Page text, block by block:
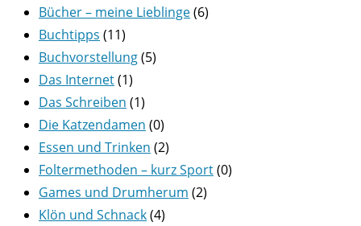
Bücher – meine Lieblinge(6)
Buchtipps (11)
Buchvorstellung(5)
Das Internet(1)
Das Schreiben (1)
Die Katzendamen (0)
Essen und Trinken (2)
Foltermethoden – kurz Sport(0)
Games und Drumherum (2)
Klön und Schnack(4)